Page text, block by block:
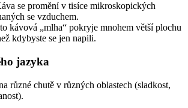
se promění v tisíce mikroskopických
se vzduchem.
kávová „mlha“ pokryje mnohem větší plochu
kdybyste se jen napili.
jazyka
různé chutě v různých oblastech (sladkost,